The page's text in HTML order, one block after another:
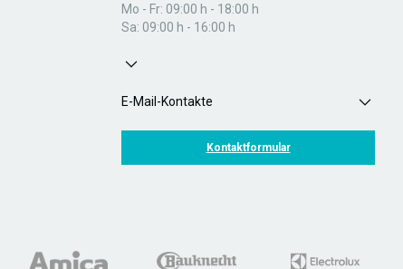
Mo - Fr: 09:00 h - 18:00 h
Sa: 09:00 h - 16:00 h
E-Mail-Kontakte
Kontaktformular